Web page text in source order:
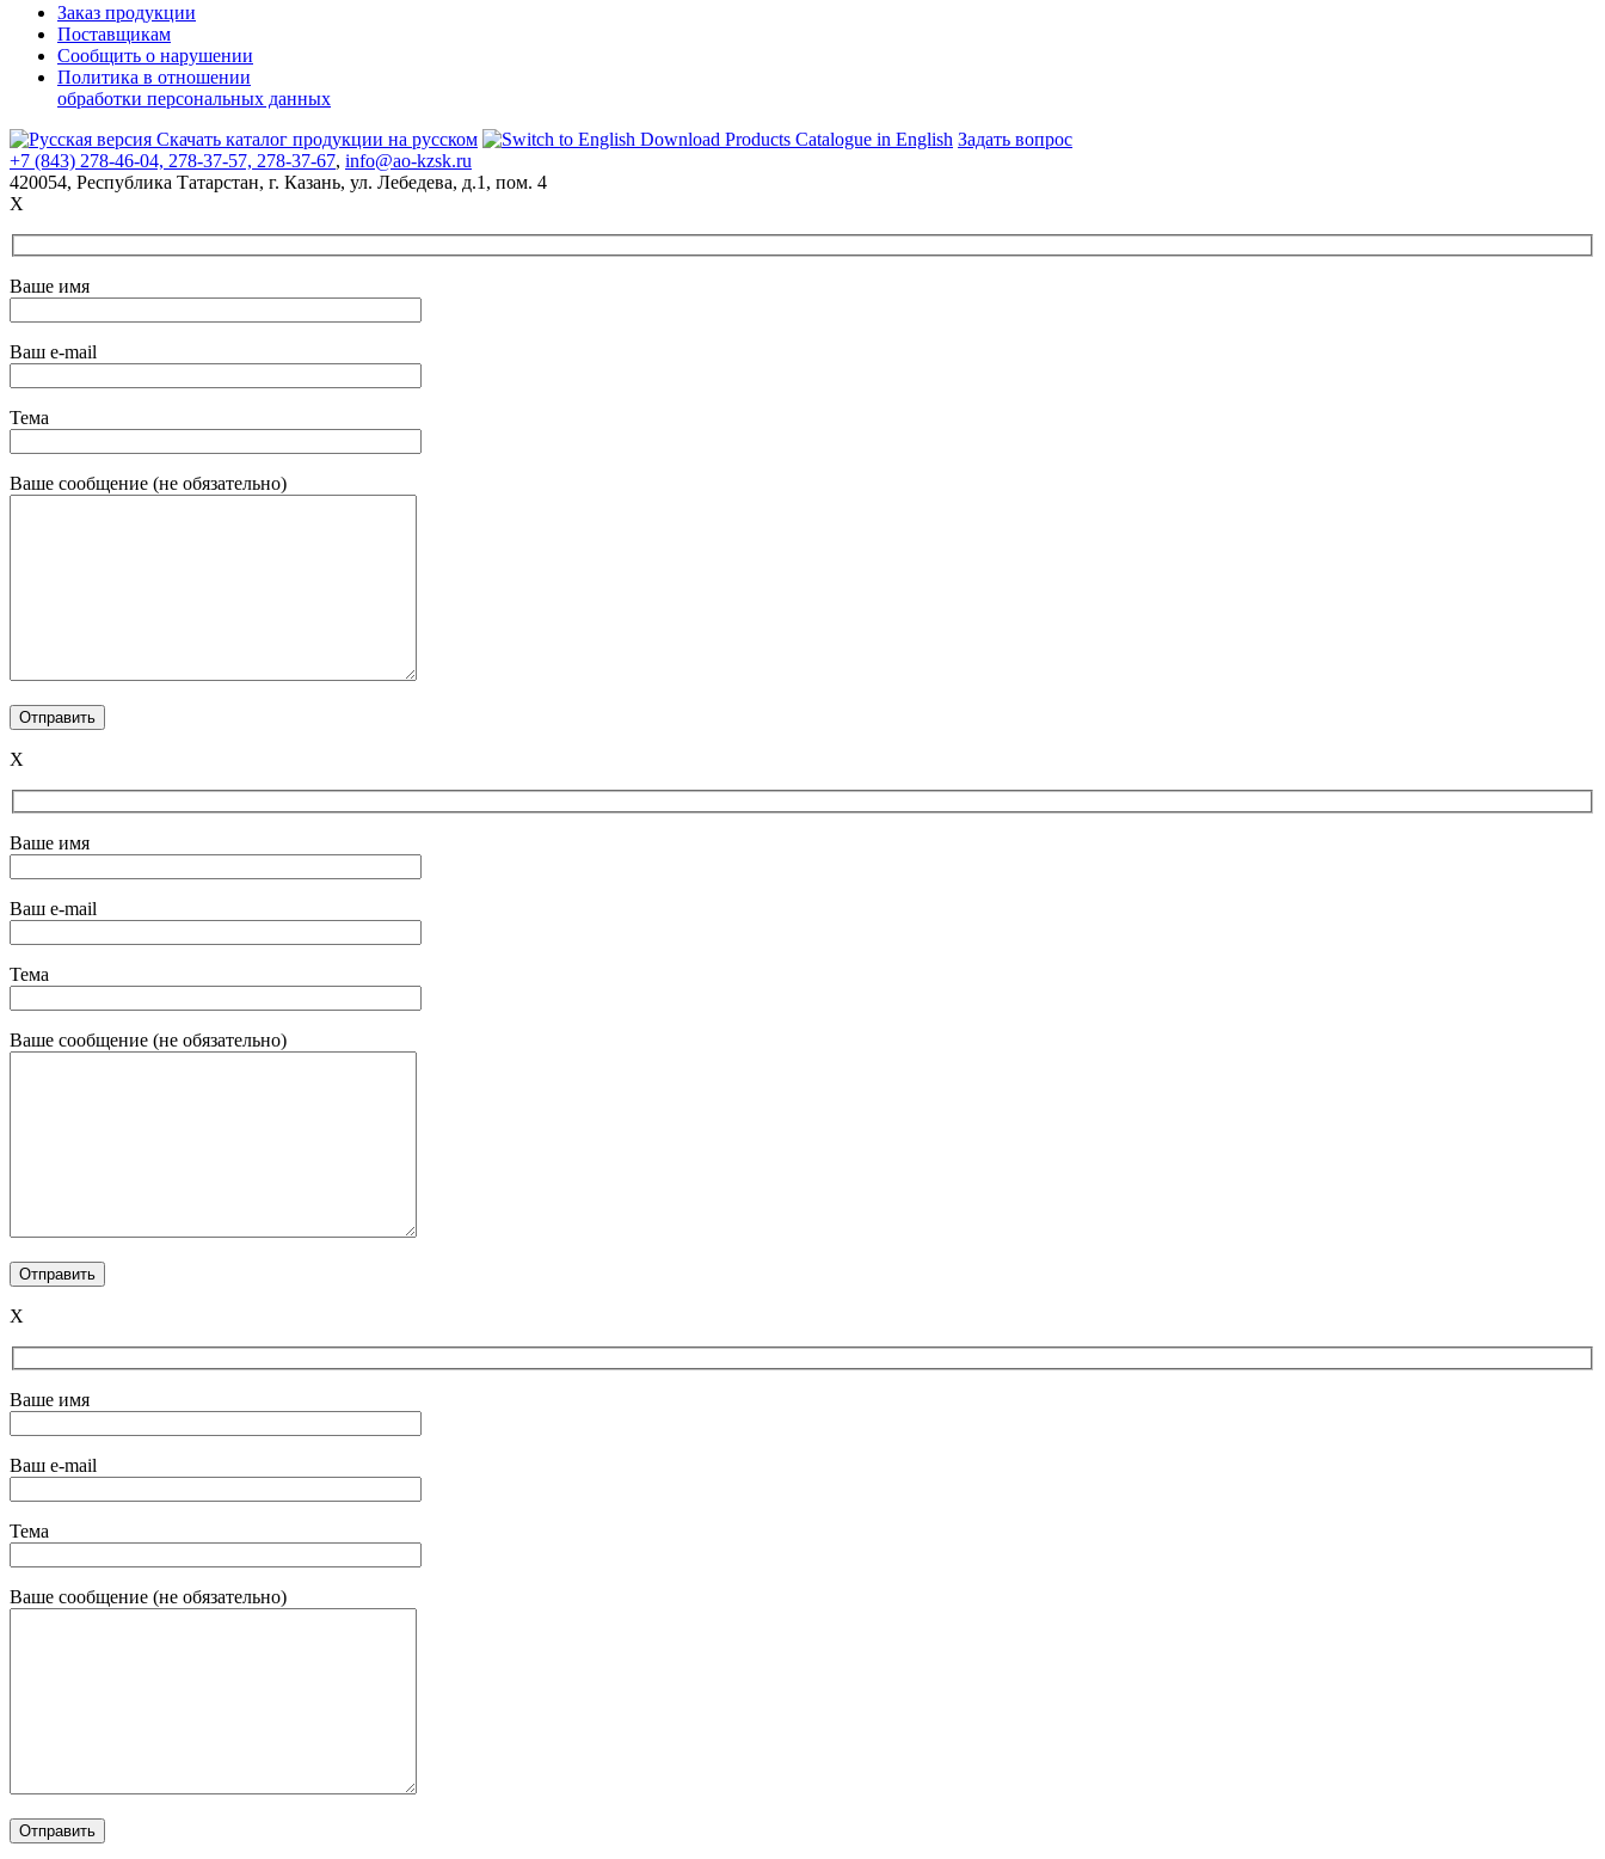
Заказ продукции
Поставщикам
Сообщить о нарушении
Политика в отношении
обработки персональных данных
Скачать каталог продукции на русском
Download Products Catalogue in English Задать вопрос
+7 (843) 278-46-04, 278-37-57, 278-37-67, info@ao-kzsk.ru
420054, Республика Татарстан, г. Казань, ул. Лебедева, д.1 , пом. 4
X
Ваше имя
Ваш e-mail
Тема
Ваше сообщение (не обязательно)
X
Ваше имя
Ваш e-mail
Тема
Ваше сообщение (не обязательно)
X
Ваше имя
Ваш e-mail
Тема
Ваше сообщение (не обязательно)